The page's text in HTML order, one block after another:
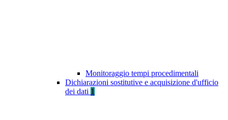
Monitoraggio tempi procedimentali
Dichiarazioni sostitutive e acquisizione d'ufficio
dei dati 1